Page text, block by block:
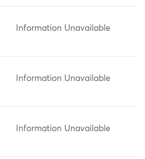
Information Unavailable
Information Unavailable
Information Unavailable